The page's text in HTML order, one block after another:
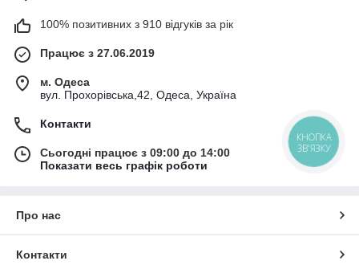
100% позитивних з 910 відгуків за рік
Працює з 27.06.2019
м. Одеса
вул. Прохорівська,42, Одеса, Україна
Контакти
Сьогодні працює з 09:00 до 14:00
Показати весь графік роботи
Про нас
Контакти
КНОПКА
ЗВ'ЯЗКУ